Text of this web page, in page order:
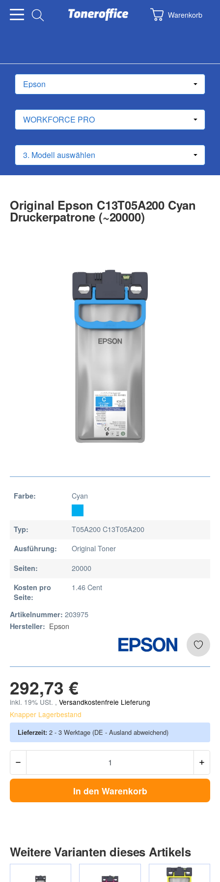
Warenkorb
Original Epson C13T05A200 Cyan
Druckerpatrone (~20000)
Farbe: Cyan
Typ: T05A200 C13T05A200
Ausführung: Original Toner
Seiten: 20000
Kosten pro
Seite:
1.46 Cent
Artikelnummer: 203975
Hersteller: Epson
292,73 €
inkl. 19% USt. , Versandkostenfreie Lieferung
Knapper Lagerbestand
Lieferzeit: 2 - 3 Werktage (DE - Ausland abweichend)
In den Warenkorb
Weitere Varianten dieses Artikels